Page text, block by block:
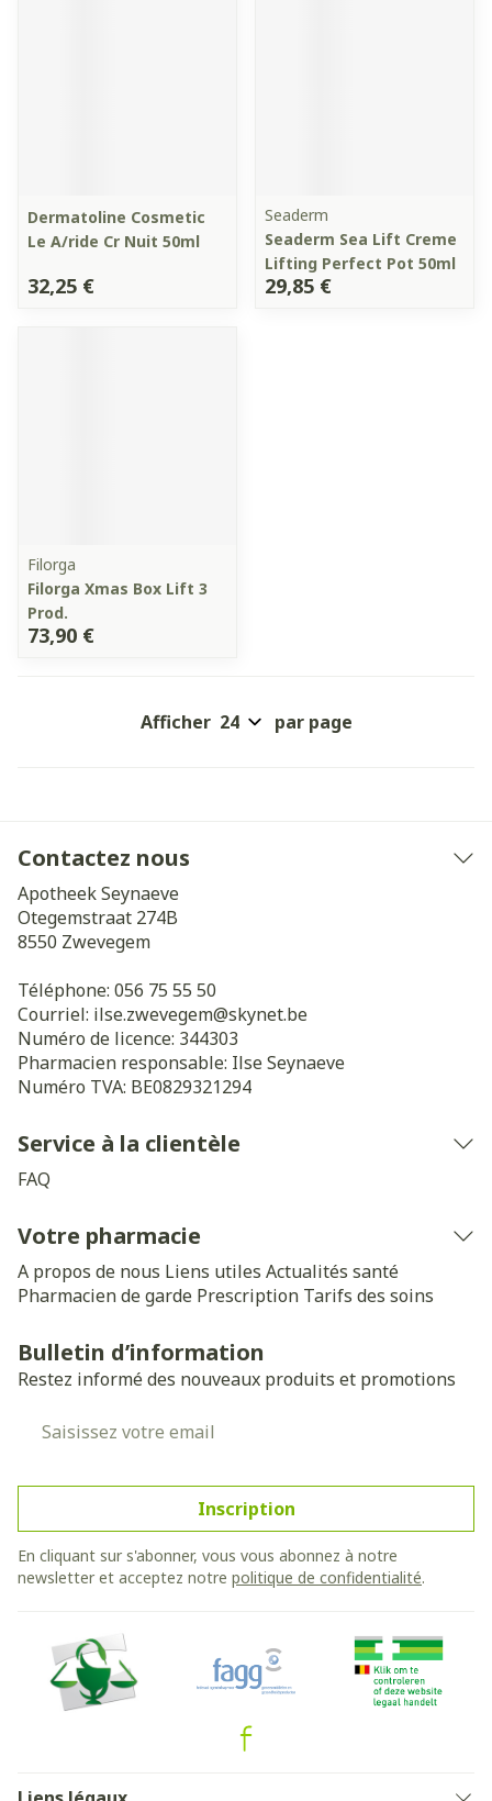
Dermatoline Cosmetic
Le A/ride Cr Nuit 50ml
32,25 €
Seaderm
Seaderm Sea Lift Creme
Lifting Perfect Pot 50ml
29,85 €
Filorga
Filorga Xmas Box Lift 3
Prod.
73,90 €
Afficher par page
Contactez nous
Apotheek Seynaeve
Otegemstraat 274B
8550 Zwevegem
Téléphone: 056 75 55 50
Courriel: ilse.zwevegem@skynet.be
Numéro de licence: 344303
Pharmacien responsable: Ilse Seynaeve
Numéro TVA: BE0829321294
Service à la clientèle
FAQ
Votre pharmacie
A propos de nous Liens utiles Actualités santé
Pharmacien de garde Prescription Tarifs des soins
Bulletin d’information
Restez informé des nouveaux produits et promotions
Inscription
En cliquant sur s'abonner, vous vous abonnez à notre
newsletter et acceptez notre politique de confidentialité.